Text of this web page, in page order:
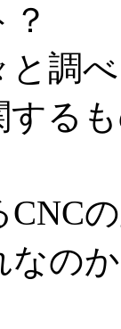
と調
する
なの